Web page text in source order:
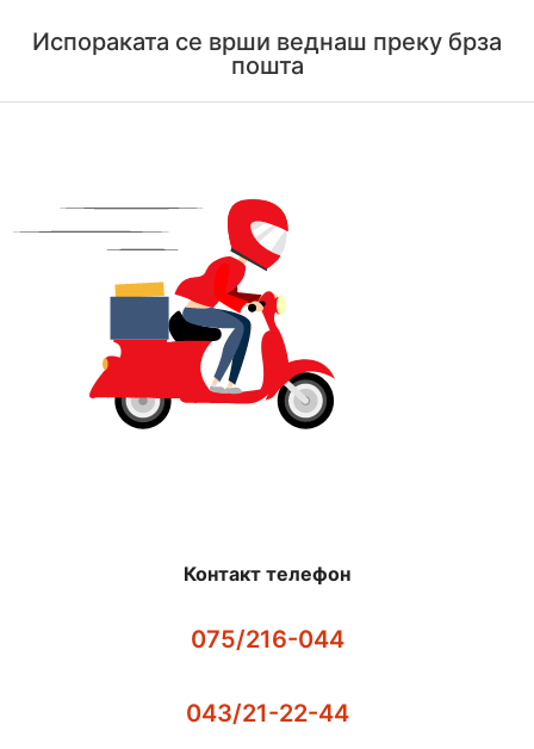
Испораката се врши веднаш преку брза
пошта
Контакт телефон
075/216-044
043/21-22-44